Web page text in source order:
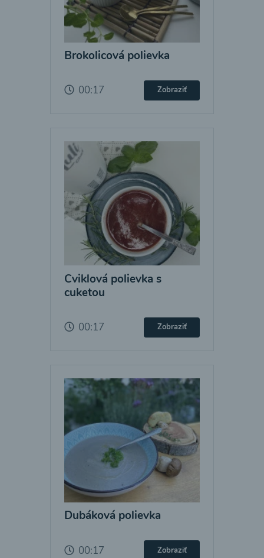
Brokolicová polievka
00:17 Zobraziť
Cviklová polievka s
cuketou
00:17 Zobraziť
Dubáková polievka
00:17 Zobraziť